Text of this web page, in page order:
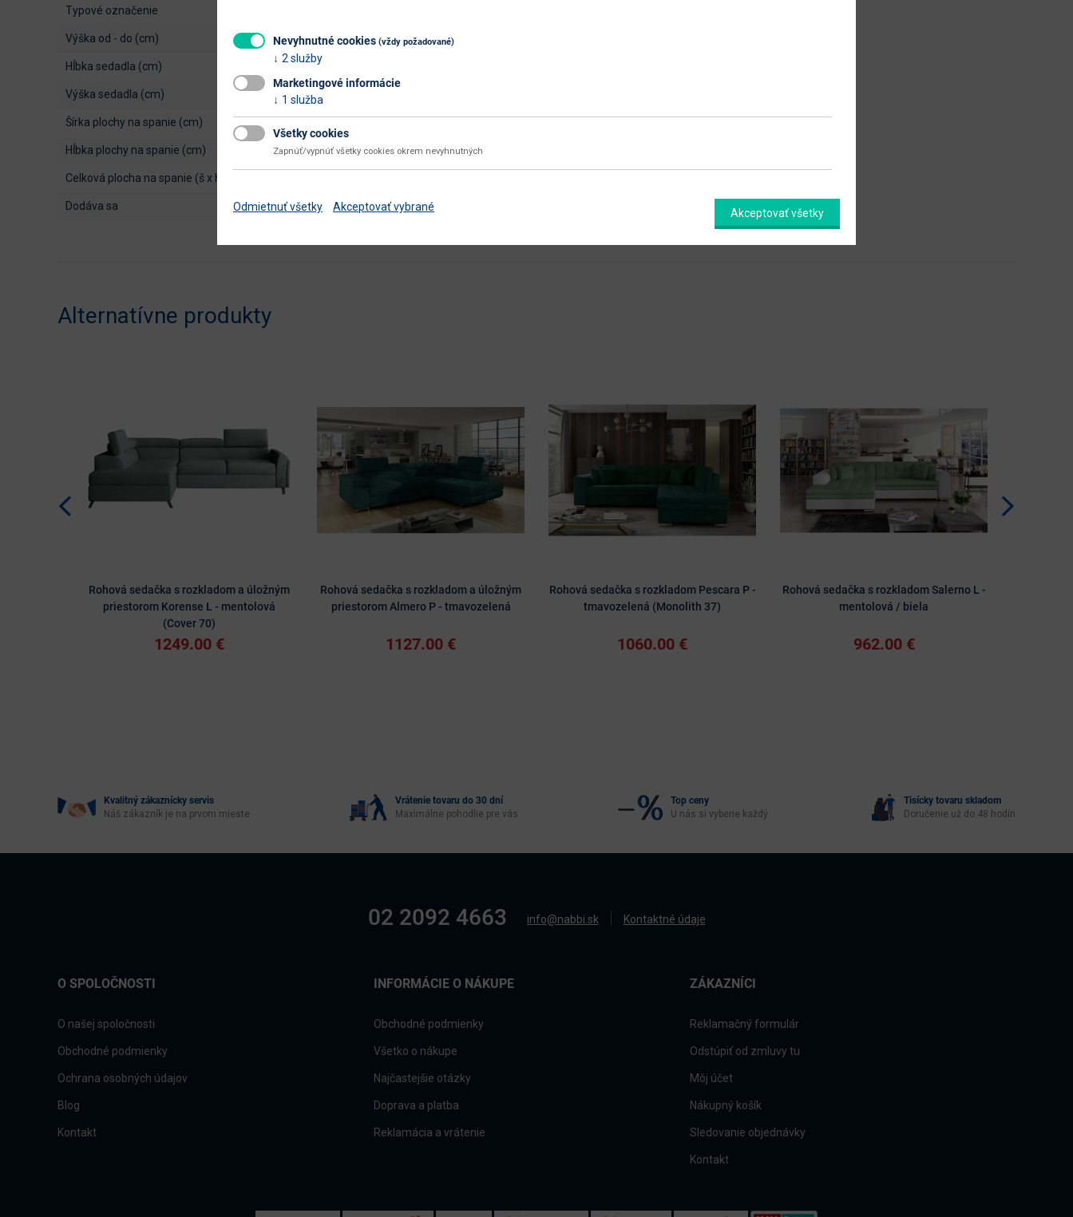
typové označenie
výška od - do (cm) 70 - 90
hĺbka sedadla (cm)
výška sedadla (cm)
šírka plochy na spanie (cm) 125
hĺbka plochy na spanie (cm) 210
celková plocha na spanie (š x h cm)
dodáva sa v demonte
Alternatívne produkty
Rohová sedačka s rozkladom a úložným
priestorom Korense L - mentolová
(Cover 70)
1249.00 €
Rohová sedačka s rozkladom a úložným
priestorom Almero P - tmavozelená
1127.00 €
Rohová sedačka s rozkladom Pescara P -
tmavozelená (Monolith 37)
1060.00 €
Rohová sedačka s rozkladom Salerno L -
mentolová / biela
962.00 €
Kvalitný zákaznícky servis
Náš zákazník je na prvom mieste
Vrátenie tovaru do 30 dní
Maximálne pohodlie pre vás
Top ceny
U nás si vyberie každý
Tisícky tovaru skladom
Doručenie už do 48 hodín
02 2092 4663 info@nabbi.sk Kontaktné údaje
O SPOLOČNOSTI
O našej spoločnosti
Obchodné podmienky
Ochrana osobných údajov
Blog
Kontakt
INFORMÁCIE O NÁKUPE
Obchodné podmienky
Všetko o nákupe
Najčastejšie otázky
Doprava a platba
Reklamácia a vrátenie
ZÁKAZNÍCI
Reklamačný formulár
Odstúpiť od zmluvy tu
Môj účet
Nákupný košík
Sledovanie objednávky
Kontakt
Nevyhnutné cookies (vždy požadované)
2 služby
Marketingové informácie
1 služba
Všetky cookies
Zapnúť/vypnúť všetky cookies okrem nevyhnutných
Odmietnuť všetky Akceptovať vybrané Akceptovať všetky